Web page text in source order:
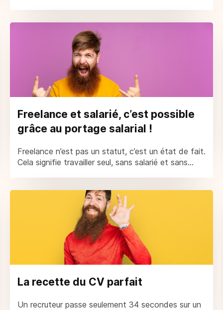
Freelance et salarié, c’est possible
grâce au portage salarial !
Freelance n’est pas un statut, c’est un état de fait.
Cela signifie travailler seul, sans salarié et sans...
La recette du CV parfait
Un recruteur passe seulement 34 secondes sur un